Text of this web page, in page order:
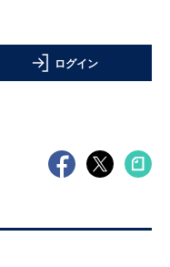
ログイン